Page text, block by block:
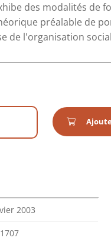
des modalités de
préalable de
de l'organisation
2003